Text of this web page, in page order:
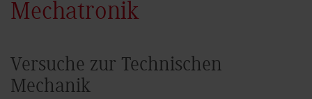
Mechatronik
Versuche zur Technischen
Mechanik